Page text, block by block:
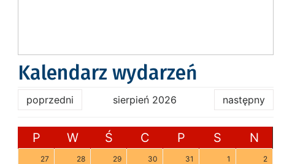
Kalendarz wydarzeń
poprzedni sierpień 2026 następny
P W Ś C P S N
27 28 29 30 31 1 2